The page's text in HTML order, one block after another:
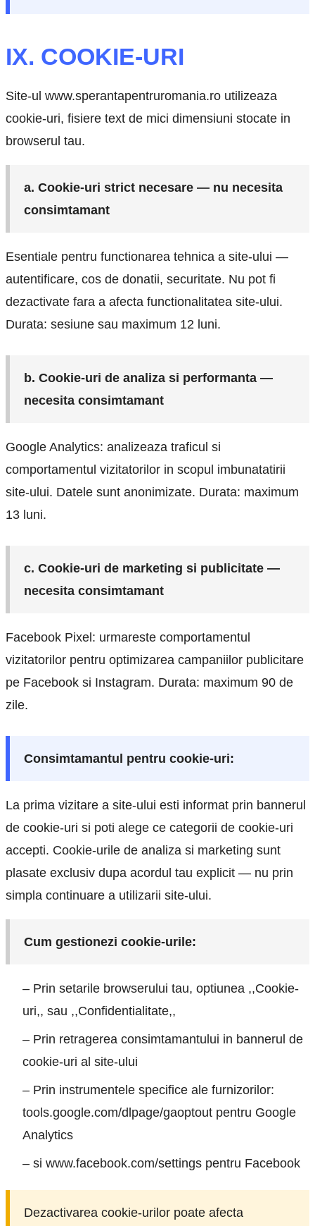
IX. COOKIE-URI
Site-ul www.sperantapentruromania.ro utilizeaza
cookie-uri, fisiere text de mici dimensiuni stocate in
browserul tau.
a. Cookie-uri strict necesare — nu necesita
consimtamant
Esentiale pentru functionarea tehnica a site-ului —
autentificare, cos de donatii, securitate. Nu pot fi
dezactivate fara a afecta functionalitatea site-ului.
Durata: sesiune sau maximum 12 luni.
b. Cookie-uri de analiza si performanta —
necesita consimtamant
Google Analytics: analizeaza traficul si
comportamentul vizitatorilor in scopul imbunatatirii
site-ului. Datele sunt anonimizate. Durata: maximum
13 luni.
c. Cookie-uri de marketing si publicitate —
necesita consimtamant
Facebook Pixel: urmareste comportamentul
vizitatorilor pentru optimizarea campaniilor publicitare
pe Facebook si Instagram. Durata: maximum 90 de
zile.
Consimtamantul pentru cookie-uri:
La prima vizitare a site-ului esti informat prin bannerul
de cookie-uri si poti alege ce categorii de cookie-uri
accepti. Cookie-urile de analiza si marketing sunt
plasate exclusiv dupa acordul tau explicit — nu prin
simpla continuare a utilizarii site-ului.
Cum gestionezi cookie-urile:
– Prin setarile browserului tau, optiunea ,,Cookie-
uri,, sau ,,Confidentialitate,,
– Prin retragerea consimtamantului in bannerul de
cookie-uri al site-ului
– Prin instrumentele specifice ale furnizorilor:
tools.google.com/dlpage/gaoptout pentru Google
Analytics
– si www.facebook.com/settings pentru Facebook
Dezactivarea cookie-urilor poate afecta